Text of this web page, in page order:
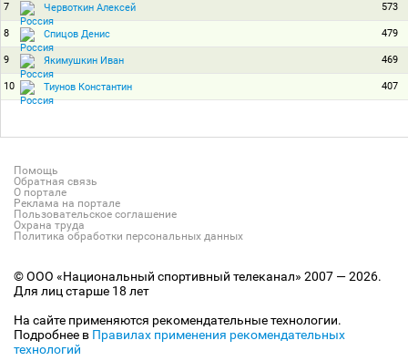
7 Червоткин Алексей 573
8 Спицов Денис 479
9 Якимушкин Иван 469
10 Тиунов Константин 407
Помощь
Обратная связь
О портале
Реклама на портале
Пользовательское соглашение
Охрана труда
Политика обработки персональных данных
© ООО «Национальный спортивный телеканал» 2007 — 2026.
Для лиц старше 18 лет
На сайте применяются рекомендательные технологии.
Подробнее в Правилах применения рекомендательных
технологий